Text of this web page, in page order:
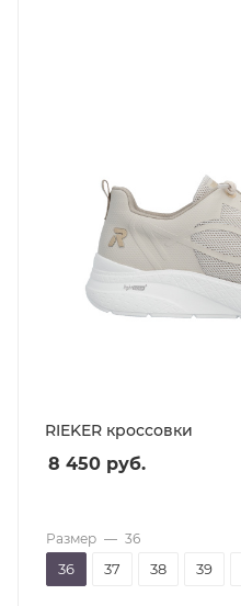
RIEKER кроссовки
8 450 руб.
Размер — 36
36 37 38 39